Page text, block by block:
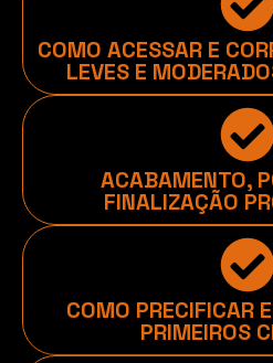
COMO ACESSAR E
LEVES E
ACABAMENTO,
FINALIZAÇÃO
COMO PRECIFICAR
PRIMEIROS